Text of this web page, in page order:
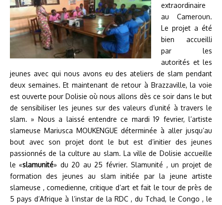
extraordinaire
au Cameroun.
Le projet a été
bien accueilli
par les
autorités et les
jeunes avec qui nous avons eu des ateliers de slam pendant
deux semaines. Et maintenant de retour à Brazzaville, la voie
est ouverte pour Dolisie où nous allons dès ce soir dans le but
de sensibiliser les jeunes sur des valeurs d’unité à travers le
slam. » Nous a laissé entendre ce mardi 19 fevrier, l’artiste
slameuse Mariusca MOUKENGUE déterminée à aller jusqu’au
bout avec son projet dont le but est d’initier des jeunes
passionnés de la culture au slam. La ville de Dolisie accueille
le «slamunité» du 20 au 25 février. Slamunité , un projet de
formation des jeunes au slam initiée par la jeune artiste
slameuse , comedienne, critique d’art et fait le tour de près de
5 pays d’Afrique à l’instar de la RDC , du Tchad, le Congo , le